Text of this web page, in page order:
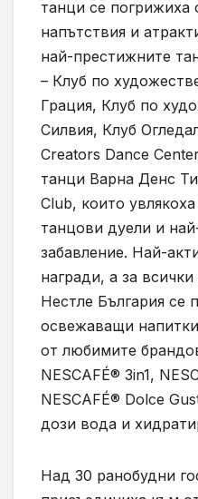
танци се погрижиха
напътствия и
най-престижните
– Клуб по
Грация, Клуб по
Силвия, Клуб
Creators Dance
танци Варна Денс
Club, които
танцови дуели и
забавление. Най-
награди, а за
Нестле България се
освежаващи
от любимите
NESCAFÉ® 3in1,
NESCAFÉ® Dolce
дози вода и
Над 30 ранобудни